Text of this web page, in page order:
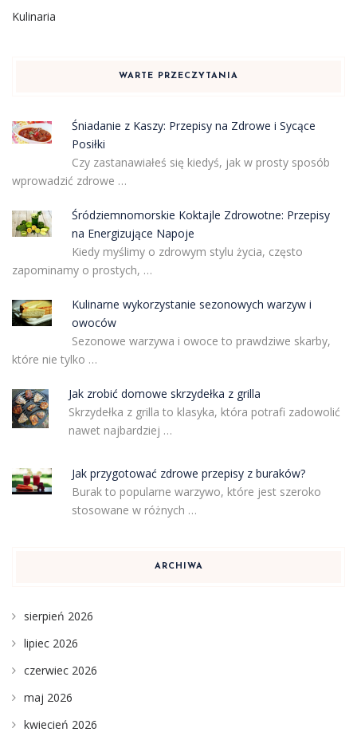
Kulinaria
WARTE PRZECZYTANIA
Śniadanie z Kaszy: Przepisy na Zdrowe i Sycące
Posiłki
Czy zastanawiałeś się kiedyś, jak w prosty sposób
wprowadzić zdrowe …
Śródziemnomorskie Koktajle Zdrowotne: Przepisy
na Energizujące Napoje
Kiedy myślimy o zdrowym stylu życia, często
zapominamy o prostych, …
Kulinarne wykorzystanie sezonowych warzyw i
owoców
Sezonowe warzywa i owoce to prawdziwe skarby,
które nie tylko …
Jak zrobić domowe skrzydełka z grilla
Skrzydełka z grilla to klasyka, która potrafi zadowolić
nawet najbardziej …
Jak przygotować zdrowe przepisy z buraków?
Burak to popularne warzywo, które jest szeroko
stosowane w różnych …
ARCHIWA
sierpień 2026
lipiec 2026
czerwiec 2026
maj 2026
kwiecień 2026